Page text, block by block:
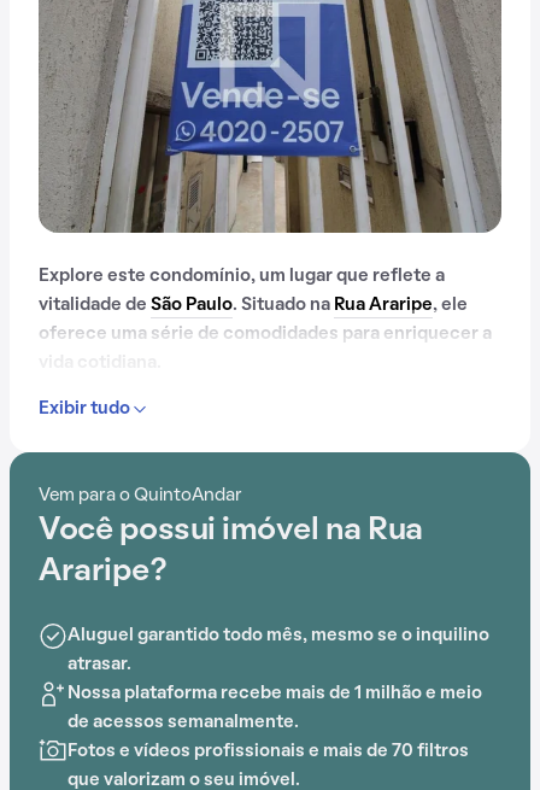
Explore este condomínio, um lugar que reflete a
vitalidade de São Paulo. Situado na Rua Araripe, ele
oferece uma série de comodidades para enriquecer a
conhecido na região.
Desde gás encanado até churrasqueira, e passando
por espaço gourmet na área comum, este condomínio
oferece um ambiente de bem-estar e segurança.
A conveniência é acentuada pela sua localização
estratégica, próxima a Praça João Valentim Lobato,
Unidade Básica de Saúde - Vila Califórnia, Escola
Estadual Profa. Brisabella de Almeida Nobre, Uninter
Polo Parque São Lucas,
Estação São Caetano -
Prefeito Walter Braido
e Colégio Fênix - Unidade 1.
Exibir tudo
Vem para o QuintoAndar
Você possui imóvel na Rua
Araripe?
Aluguel garantido todo mês, mesmo se o inquilino
atrasar.
Nossa plataforma recebe mais de 1 milhão e meio
de acessos semanalmente.
Fotos e vídeos profissionais e mais de 70 filtros
que valorizam o seu imóvel.